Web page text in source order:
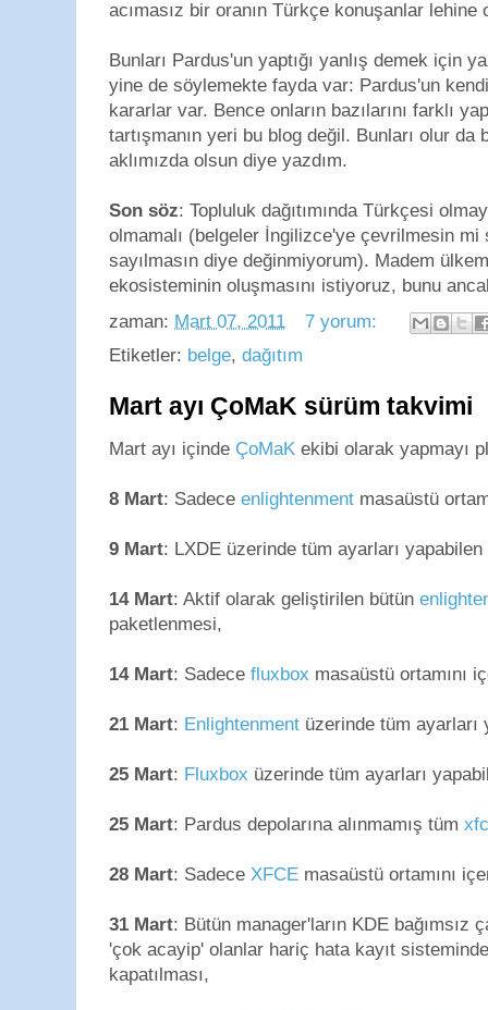
acımasız bir oranın Türkçe konuşanlar lehine
Bunları Pardus'un yaptığı yanlış demek için
yine de söylemekte fayda var: Pardus'un
kararlar var. Bence onların bazılarını farklı
tartışmanın yeri bu blog değil. Bunları olur da
aklımızda olsun diye yazdım.
Son söz: Topluluk dağıtımında Türkçesi
olmamalı (belgeler İngilizce'ye çevrilmesin
sayılmasın diye değinmiyorum). Madem
ekosisteminin oluşmasını istiyoruz, bunu
zaman: Mart 07, 2011
7 yorum:
Etiketler: belge, dağıtım
Mart ayı ÇoMaK sürüm takvimi
Mart ayı içinde ÇoMaK ekibi olarak yapmayı
8 Mart: Sadece enlightenment masaüstü
9 Mart: LXDE üzerinde tüm ayarları yapabilen
14 Mart: Aktif olarak geliştirilen bütün
paketlenmesi,
14 Mart: Sadece fluxbox masaüstü ortamını
21 Mart: Enlightenment üzerinde tüm ayarları
25 Mart: Fluxbox üzerinde tüm ayarları
25 Mart: Pardus depolarına alınmamış tüm
28 Mart: Sadece XFCE masaüstü ortamını
31 Mart: Bütün manager'ların KDE bağımsız
'çok acayip' olanlar hariç hata kayıt
kapatılması,